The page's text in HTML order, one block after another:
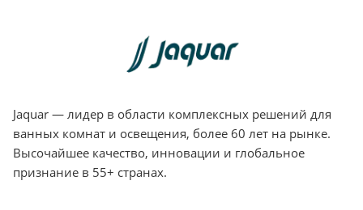
Jaquar — лидер в области комплексных решений для
ванных комнат и освещения, более 60 лет на рынке.
Высочайшее качество, инновации и глобальное
признание в 55+ странах.